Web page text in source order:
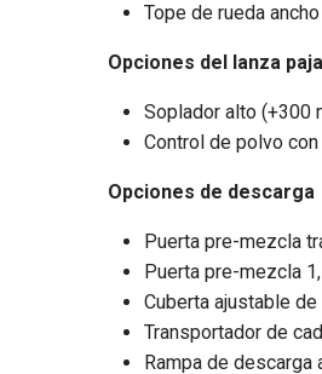
Tope de rueda
Opciones del lanza paja
Soplador alto (+300
Control de polvo
Opciones de descarga
Puerta pre-mezcla
Puerta pre-mezcla
Cuberta ajustable de
Transportador de
Rampa de